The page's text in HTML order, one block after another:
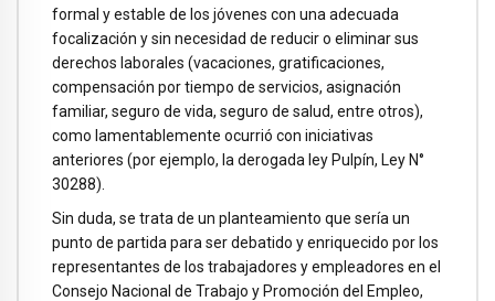
formal y estable de los jóvenes con una adecuada
focalización y sin necesidad de reducir o eliminar sus
derechos laborales (vacaciones, gratificaciones,
compensación por tiempo de servicios, asignación
familiar, seguro de vida, seguro de salud, entre otros),
como lamentablemente ocurrió con iniciativas
anteriores (por ejemplo, la derogada ley Pulpín, Ley N°
30288).
Sin duda, se trata de un planteamiento que sería un
punto de partida para ser debatido y enriquecido por los
representantes de los trabajadores y empleadores en el
Consejo Nacional de Trabajo y Promoción del Empleo,